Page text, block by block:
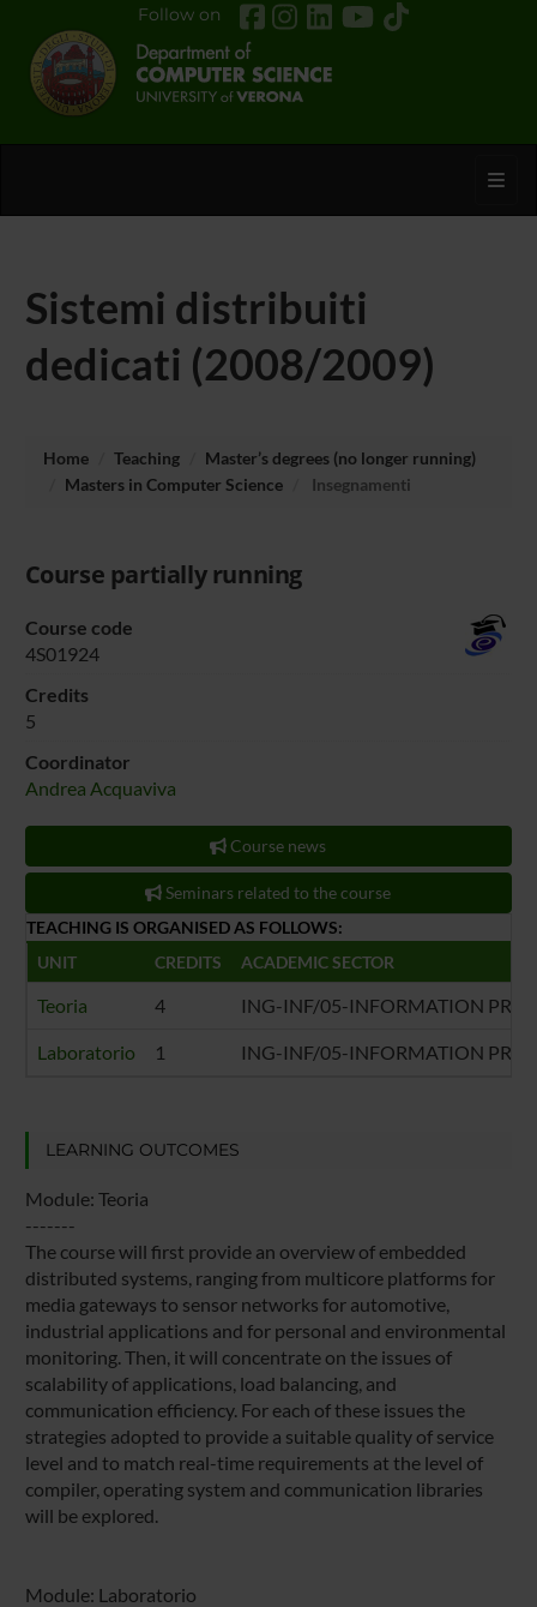
Follow on
Sistemi distribuiti
dedicati (2008/2009)
Home Teaching
Master’s degrees (no longer running)
Masters in Computer Science
Insegnamenti
Course partially running
Course code
4S01924
Credits
5
Coordinator
Andrea Acquaviva
Course news
Seminars related to the course
TEACHING IS ORGANISED AS FOLLOWS:
UNIT
CREDITS ACADEMIC SECTOR
Teoria 4 ING-INF/05-INFORMATION
Laboratorio 1 ING-INF/05-INFORMATION
LEARNING OUTCOMES
Module: Teoria
-------
The course will first provide an overview of embedded
distributed systems, ranging from multicore platforms for
media gateways to sensor networks for automotive,
industrial applications and for personal and environmental
monitoring. Then, it will concentrate on the issues of
scalability of applications, load balancing, and
communication efficiency. For each of these issues the
strategies adopted to provide a suitable quality of service
level and to match real-time requirements at the level of
compiler, operating system and communication libraries
will be explored.
Module: Laboratorio